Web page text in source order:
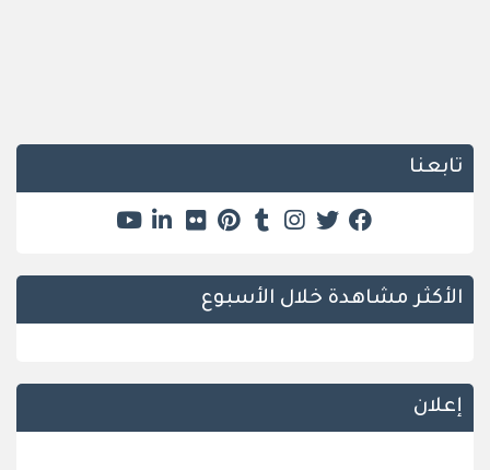
تابعنا
الأكثر مشاهدة خلال الأسبوع
إعلان